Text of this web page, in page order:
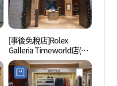
[事後免稅店]Rolex
Galleria Timeworld店(롤
렉스 갤러리아 타임월드
점)